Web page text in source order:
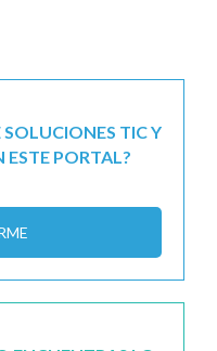
SOLUCIONES TIC Y
ESTE PORTAL?